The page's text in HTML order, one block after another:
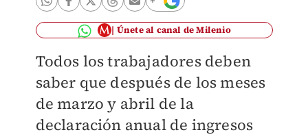
Únete al canal de Milenio
Todos los trabajadores deben
saber que después de los meses
de marzo y abril de la
declaración anual de ingresos